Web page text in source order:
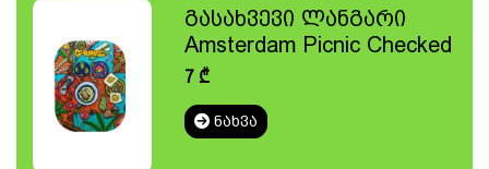
გასახვევი ლანგარი
Amsterdam Picnic Checked
7₾
ᲜᲐᲮᲕᲐ